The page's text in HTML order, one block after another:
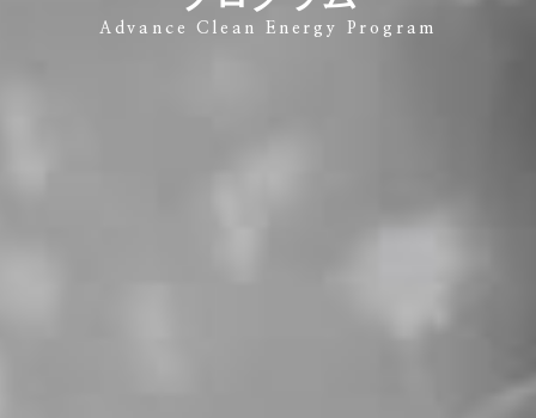
Advance Clean Energy Program